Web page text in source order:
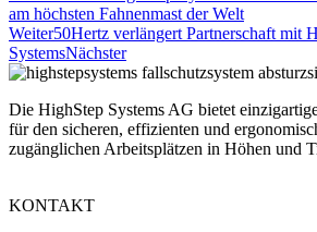
am höchsten Fahnenmast der Welt
Weiter50Hertz verlängert Partnerschaft mit
SystemsNächster
Die HighStep Systems AG bietet
für den sicheren, effizienten und
zugänglichen Arbeitsplätzen in Höhen und
KONTAKT